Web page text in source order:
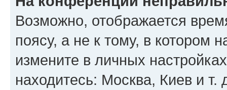
Возможно, отображается
поясу, а не к тому, в котором
измените в личных
находитесь: Москва, Киев и т.